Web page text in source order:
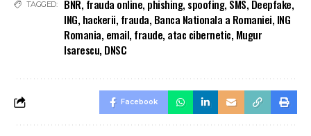
TAGGED: BNR, frauda online, phishing, spoofing, SMS, Deepfake,
ING, hackerii, frauda, Banca Nationala a Romaniei, ING
Romania, email, fraude, atac cibernetic, Mugur
Isarescu, DNSC
Facebook